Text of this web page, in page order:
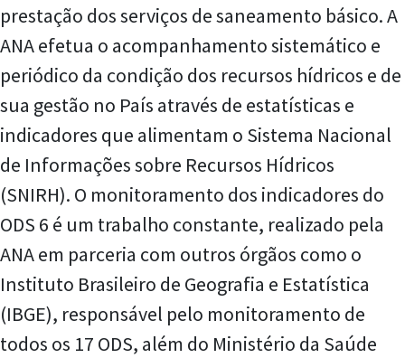
prestação dos serviços de saneamento básico. A
ANA efetua o acompanhamento sistemático e
periódico da condição dos recursos hídricos e de
sua gestão no País através de estatísticas e
indicadores que alimentam o Sistema Nacional
de Informações sobre Recursos Hídricos
(SNIRH). O monitoramento dos indicadores do
ODS 6 é um trabalho constante, realizado pela
ANA em parceria com outros órgãos como o
Instituto Brasileiro de Geografia e Estatística
(IBGE), responsável pelo monitoramento de
todos os 17 ODS, além do Ministério da Saúde